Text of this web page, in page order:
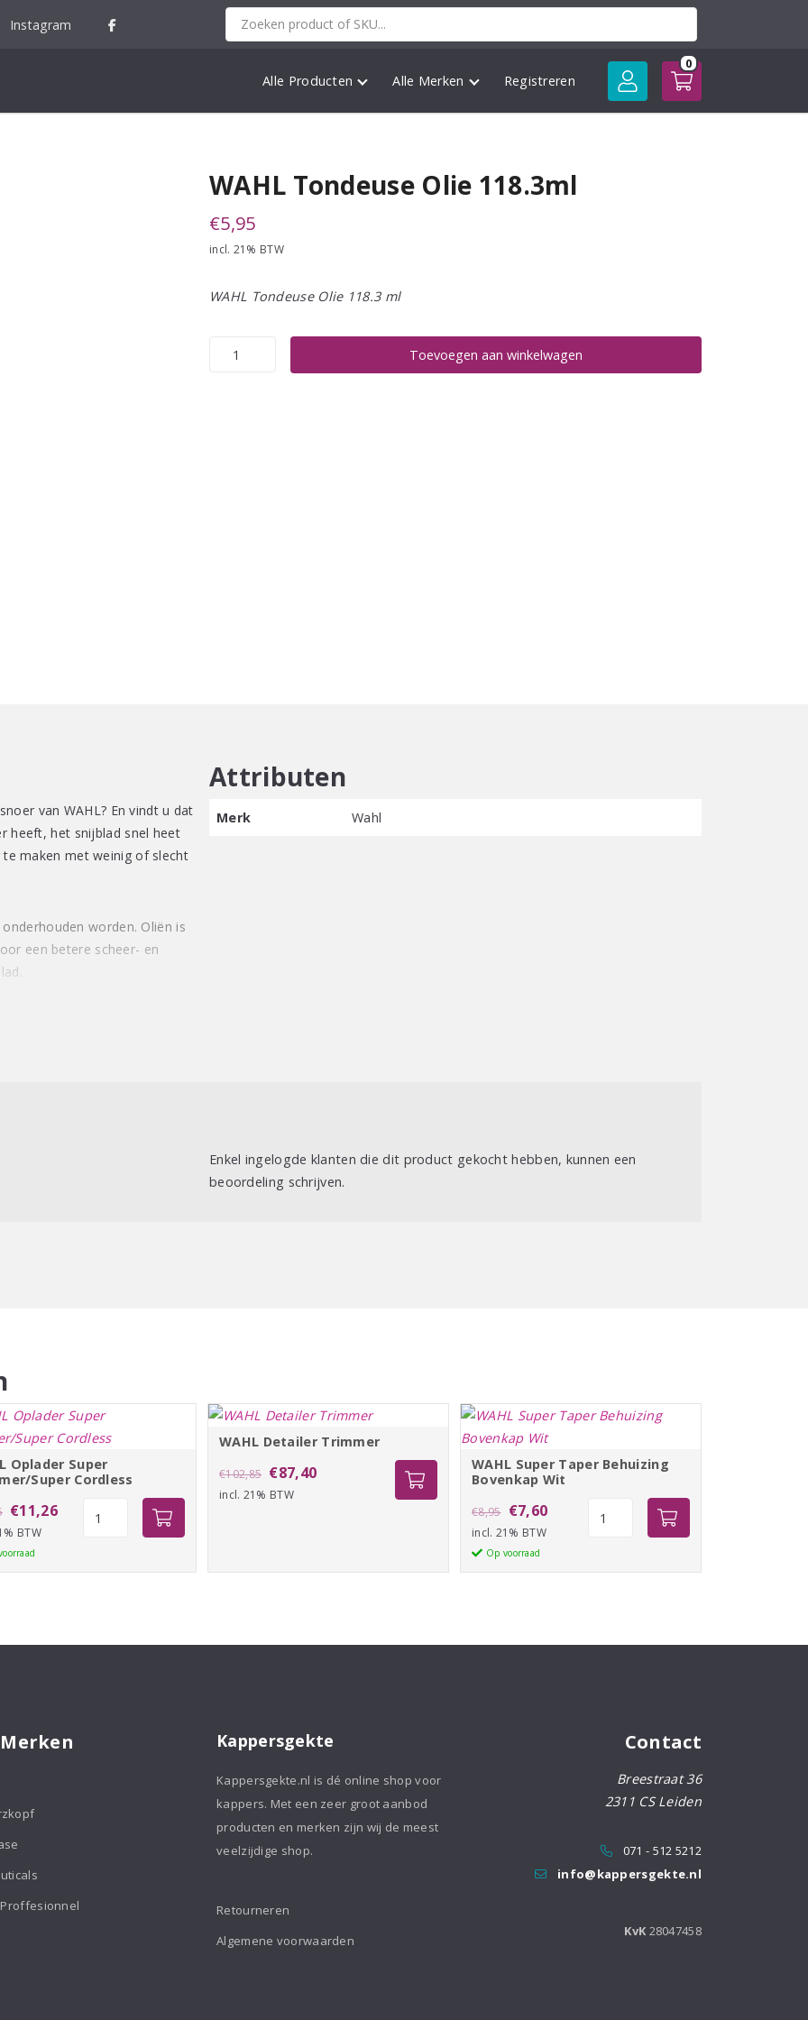
Instagram
Alle Producten Alle Merken Registreren
0
WAHL Tondeuse Olie 118.3ml
€5,95
incl. 21% BTW
WAHL Tondeuse Olie 118.3 ml
WAHL
Toevoegen aan winkelwagen
van WAHL? En vindt u dat
heeft, het snijblad snel heet
maken met weinig of slecht
worden. Oliën is
een betere scheer- en
de volgende voordelen:
en trimmer snijbladen is dun
Attributen
Merk Wahl
Enkel ingelogde klanten die dit product gekocht hebben, kunnen een
beoordeling schrijven.
Oplader Super
Super Cordless
Oorspronkelijke
prijs
was:
€11,26Huidige
BTW
Trimmer/Super
WAHL Detailer Trimmer
€102,85 Oorspronkelijke
prijs
€87,40Huidige
incl. 21% BTW
WAHL Super Taper Behuizing
Bovenkap Wit
€8,95 Oorspronkelijke
prijs
was:
€7,60Huidige
incl. 21% BTW
Op voorraad
Behuizing
aantal
Proffesionnel
Kappersgekte
Kappersgekte.nl is dé online shop voor
kappers. Met een zeer groot aanbod
producten en merken zijn wij de meest
veelzijdige shop.
Retourneren
Algemene voorwaarden
Contact
Breestraat 36
2311 CS Leiden
071 - 512 5212
info@kappersgekte.nl
KvK 28047458